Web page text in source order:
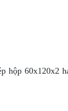
hộp 60x120x2